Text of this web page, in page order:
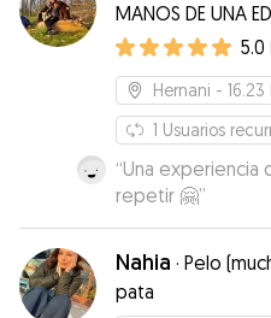
MANOS DE UNA
CANINA Y
5.0
Hernani - 16.23
1 Usuarios
“Una experiencia
repetir 🤗”
Nahia · Pelo
pata